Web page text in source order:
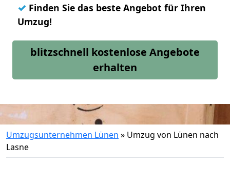
✓ Finden Sie das beste Angebot für Ihren
Umzug!
blitzschnell kostenlose Angebote
erhalten
Umzugsunternehmen Lünen » Umzug von Lünen nach
Lasne